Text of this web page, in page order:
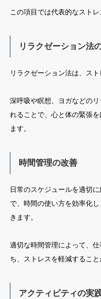
この項目では代表的なスト
リラクゼーション法
リラクゼーション法は、ス
深呼吸や瞑想、ヨガなどの
れることで、心と体の緊張
ます。
時間管理の改善
日常のスケジュールを適切
で、時間の使い方を効率化
きます。
適切な時間管理によって、
ち、ストレスを軽減すること
アクティビティの実